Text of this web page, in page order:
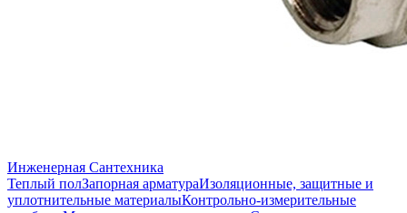
Инженерная Сантехника
Теплый полЗапорная арматураИзоляционные, защитные и
уплотнительные материалыКонтрольно-измерительные